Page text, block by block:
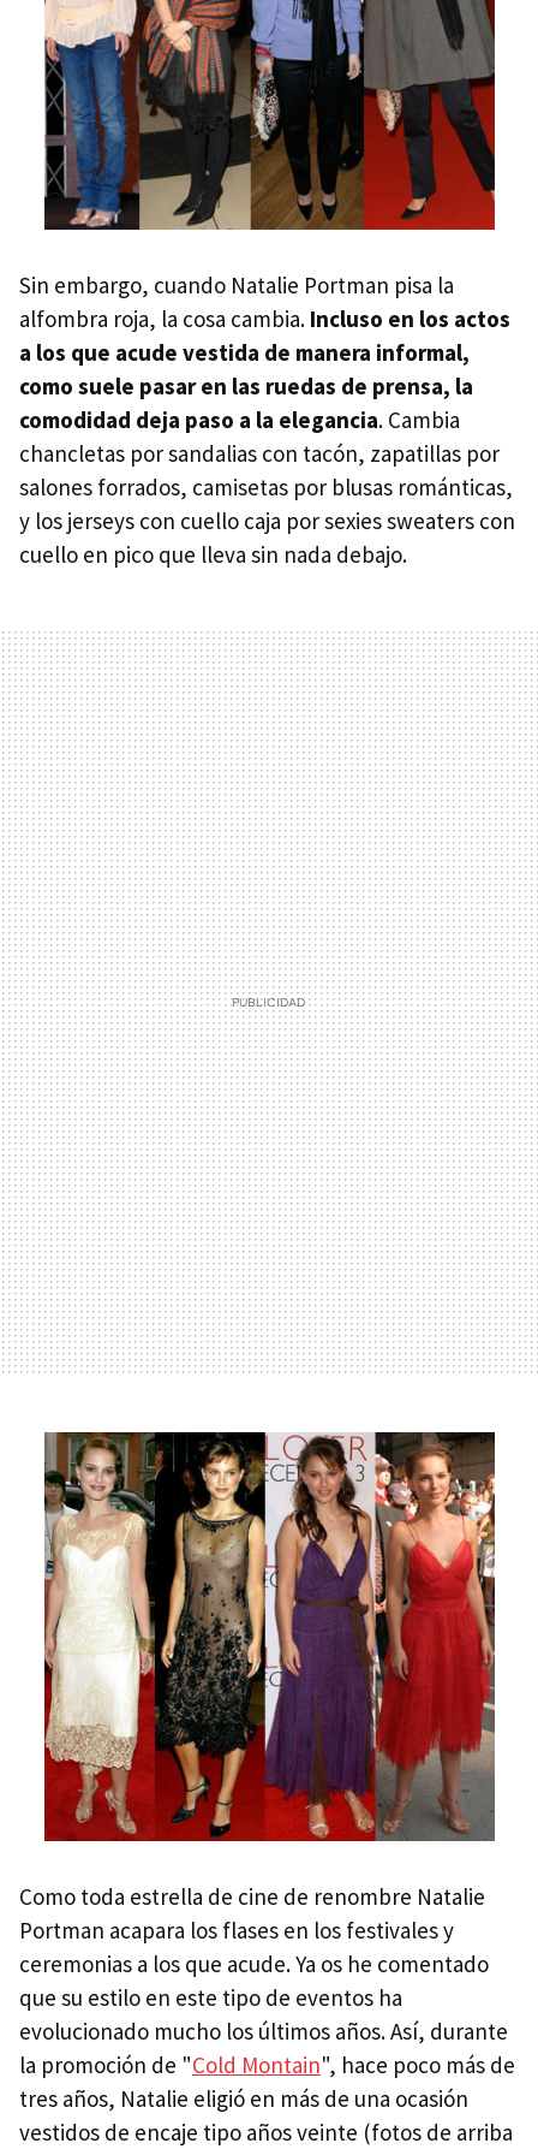
Sin embargo, cuando Natalie Portman pisa la
alfombra roja, la cosa cambia. Incluso en los actos
a los que acude vestida de manera informal,
como suele pasar en las ruedas de prensa, la
comodidad deja paso a la elegancia. Cambia
chancletas por sandalias con tacón, zapatillas por
salones forrados, camisetas por blusas románticas,
y los jerseys con cuello caja por sexies sweaters con
cuello en pico que lleva sin nada debajo.
Como toda estrella de cine de renombre Natalie
Portman acapara los flases en los festivales y
ceremonias a los que acude. Ya os he comentado
que su estilo en este tipo de eventos ha
evolucionado mucho los últimos años. Así, durante
la promoción de "Cold Montain", hace poco más de
tres años, Natalie eligió en más de una ocasión
vestidos de encaje tipo años veinte (fotos de arriba